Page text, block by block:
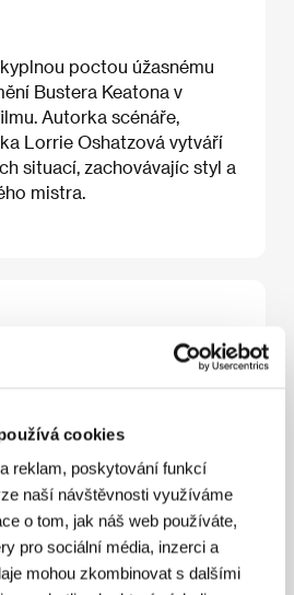
cookies
reklam, poskytování funkcí
naší návštěvnosti využíváme
o tom, jak náš web používáte,
pro sociální média, inzerci a
mohou zkombinovat s dalšími
poctou úžasnému
Bustera Keatona v
Autorka scénáře,
Lorrie Oshatzová vytváří
situací, zachovávajíc styl a
mistra.
/ StřihLorrie Oshatz
Paul Ali, Lorrie
/ SalesLouis Black